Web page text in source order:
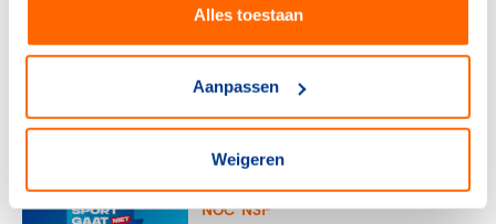
Alles toestaan
Aanpassen
Weigeren
NOC*NSF
kleinbedrijf van de rekening
voor sportblessures
15 juli 2026
NOC*NSF